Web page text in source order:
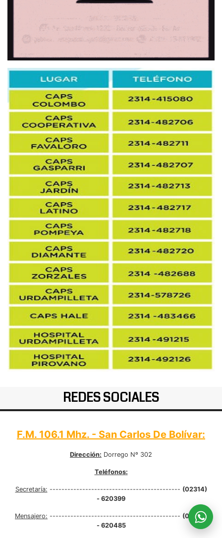
REDES SOCIALES
F.M. 106.1 Mhz. - San Carlos De Bolívar:
Dirección: Dorrego Nº 302
Teléfonos:
Secretaría: -------------------------------------------- (02314)
- 620399
Mensajero: -------------------------------------------- (02314)
- 620485